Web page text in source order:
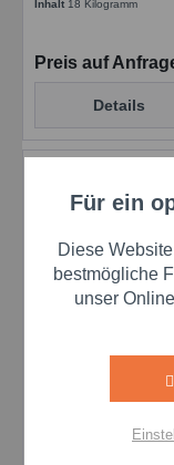
Inhalt 18 Kilogramm
Preis auf
Details
NZ- 500 g -
Preis auf
Funktionale
Marketing
Für ein
Diese
bestmögliche
unser